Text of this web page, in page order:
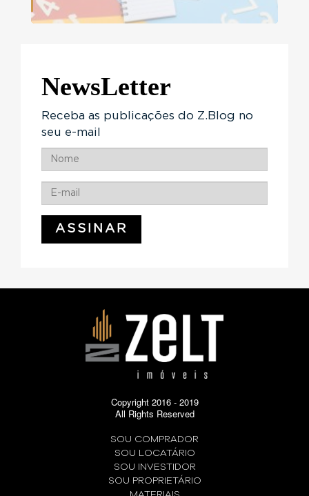
NewsLetter
Receba as publicações do Z.Blog no
seu e-mail
Copyright 2016 - 2019
All Rights Reserved
SOU COMPRADOR
SOU LOCATÁRIO
SOU INVESTIDOR
SOU PROPRIETÁRIO